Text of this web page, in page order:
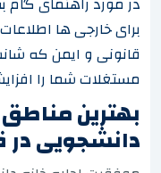
برای خارجی ها
قانونی و ایمن که
مستغلات شما را
بهترین مناطق
دانشجویی